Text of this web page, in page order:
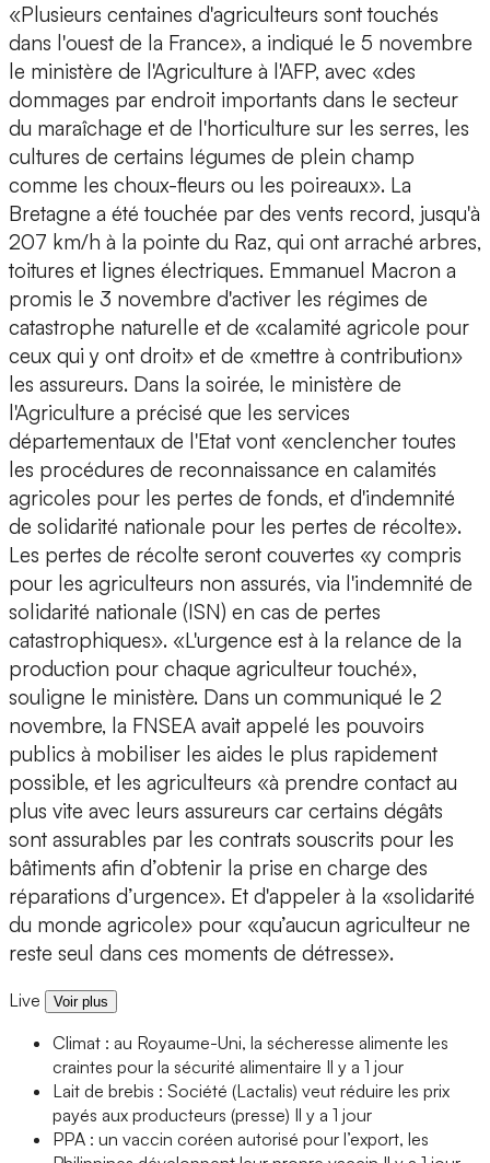
«Plusieurs centaines d'agriculteurs sont touchés
dans l'ouest de la France», a indiqué le 5 novembre
le ministère de l'Agriculture à l'AFP, avec «des
dommages par endroit importants dans le secteur
du maraîchage et de l'horticulture sur les serres, les
cultures de certains légumes de plein champ
comme les choux-fleurs ou les poireaux». La
Bretagne a été touchée par des vents record, jusqu'à
207 km/h à la pointe du Raz, qui ont arraché arbres,
toitures et lignes électriques. Emmanuel Macron a
promis le 3 novembre d'activer les régimes de
catastrophe naturelle et de «calamité agricole pour
ceux qui y ont droit» et de «mettre à contribution»
les assureurs. Dans la soirée, le ministère de
l'Agriculture a précisé que les services
départementaux de l'Etat vont «enclencher toutes
les procédures de reconnaissance en calamités
agricoles pour les pertes de fonds, et d'indemnité
de solidarité nationale pour les pertes de récolte».
Les pertes de récolte seront couvertes «y compris
pour les agriculteurs non assurés, via l'indemnité de
solidarité nationale (ISN) en cas de pertes
catastrophiques». «L'urgence est à la relance de la
production pour chaque agriculteur touché»,
souligne le ministère. Dans un communiqué le 2
novembre, la FNSEA avait appelé les pouvoirs
publics à mobiliser les aides le plus rapidement
possible, et les agriculteurs «à prendre contact au
plus vite avec leurs assureurs car certains dégâts
sont assurables par les contrats souscrits pour les
bâtiments afin d’obtenir la prise en charge des
réparations d’urgence». Et d'appeler à la «solidarité
du monde agricole» pour «qu’aucun agriculteur ne
reste seul dans ces moments de détresse».
Live Voir plus
Climat : au Royaume-Uni, la sécheresse alimente les
craintes pour la sécurité alimentaire Il y a 1 jour
Lait de brebis : Société (Lactalis) veut réduire les prix
payés aux producteurs (presse) Il y a 1 jour
PPA : un vaccin coréen autorisé pour l’export, les